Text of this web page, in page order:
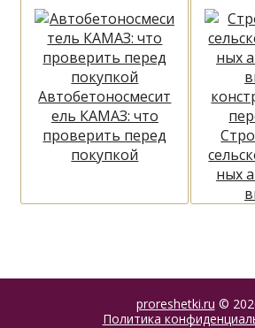
Автобетоносмесит
ель КАМАЗ: что
проверить перед
покупкой
ных
proreshetki.ru ©
Политика